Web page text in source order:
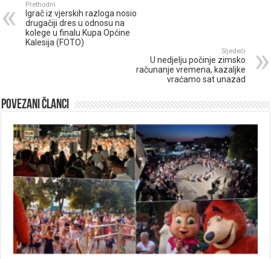
Prethodni
Igrač iz vjerskih razloga nosio
drugačiji dres u odnosu na
kolege u finalu Kupa Općine
Kalesija (FOTO)
Sljedeći
U nedjelju počinje zimsko
računanje vremena, kazaljke
vraćamo sat unazad
Povezani članci